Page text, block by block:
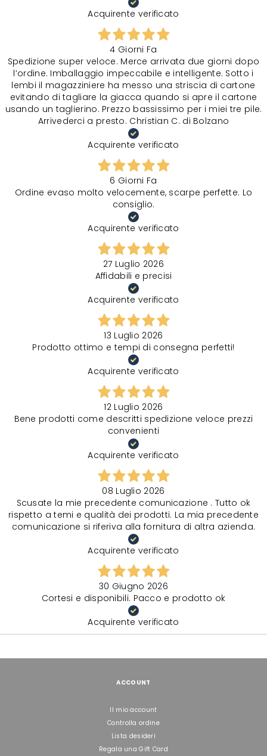
Acquirente verificato
4 Giorni Fa
Spedizione super veloce. Merce arrivata due giorni dopo
l‘ordine. Imballaggio impeccabile e intelligente. Sotto i
lembi il magazziniere ha messo una striscia di cartone
evitando di tagliare la giacca quando si apre il cartone
usando un taglierino. Prezzo bassissimo per i miei tre pile.
Arrivederci a presto. Christian C. di Bolzano
Acquirente verificato
6 Giorni Fa
Ordine evaso molto velocemente, scarpe perfette. Lo
consiglio.
Acquirente verificato
27 Luglio 2026
Affidabili e precisi
Acquirente verificato
13 Luglio 2026
Prodotto ottimo e tempi di consegna perfetti!
Acquirente verificato
12 Luglio 2026
Bene prodotti come descritti spedizione veloce prezzi
convenienti
Acquirente verificato
08 Luglio 2026
Scusate la mie precedente comunicazione . Tutto ok
rispetto a temi e qualità dei prodotti. La mia precedente
comunicazione si riferiva alla fornitura di altra azienda.
Acquirente verificato
30 Giugno 2026
Cortesi e disponibili. Pacco e prodotto ok
Acquirente verificato
ACCOUNT
Il mio account
Controlla ordine
Lista desideri
Regala una Gift Card